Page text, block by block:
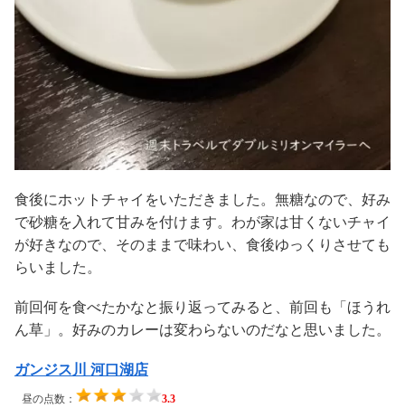
食後にホットチャイをいただきました。無糖なので、好み
で砂糖を入れて甘みを付けます。わが家は甘くないチャイ
が好きなので、そのままで味わい、食後ゆっくりさせても
らいました。
前回何を食べたかなと振り返ってみると、前回も「ほうれ
ん草」。好みのカレーは変わらないのだなと思いました。
ガンジス川 河口湖店